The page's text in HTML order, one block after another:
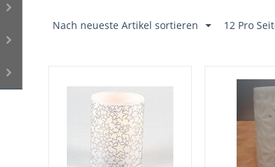
Nach neueste Artikel sortieren 12 Pro